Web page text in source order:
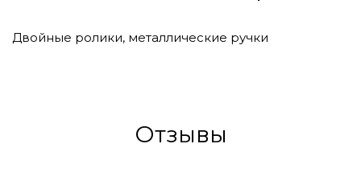
Двойные ролики, металлические ручки
Отзывы